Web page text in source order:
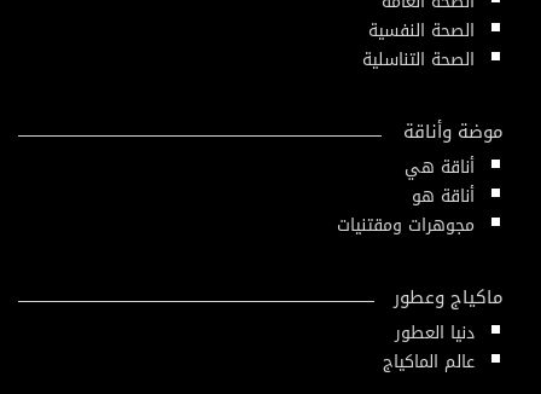
الصحة النفسية
الصحة التناسلية
موضة وأناقة
أناقة هي
أناقة هو
مجوهرات ومقتنيات
ماكياج وعطور
دنيا العطور
عالم الماكياج